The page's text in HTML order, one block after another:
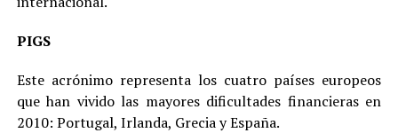
PIGS
Este acrónimo representa los cuatro países europeos
que han vivido las mayores dificultades financieras en
2010: Portugal, Irlanda, Grecia y España.